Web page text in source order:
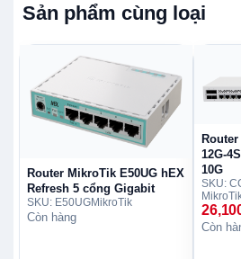
Sản phẩm cùng loại
Router MikroTik E50UG hEX
Refresh 5 cổng Gigabit
SKU: E50UGMikroTik
Còn hàng
Router
12G-
10G
SKU:
Còn